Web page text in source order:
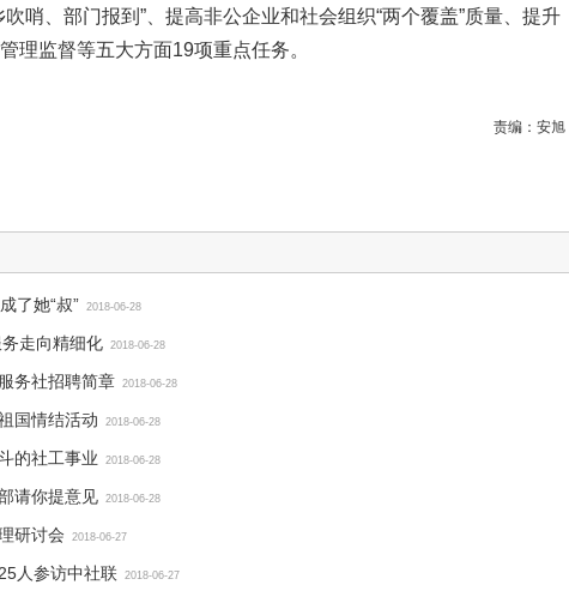
哨、部门报到”、提高非公企业和社会组织“两个覆盖”质量、提升
理监督等五大方面19项重点任务。
责编： 安旭
了她“叔” 2018-06-28
走向精细化 2018-06-28
务社招聘简章 2018-06-28
国情结活动 2018-06-28
的社工事业 2018-06-28
请你提意见 2018-06-28
研讨会 2018-06-27
人参访中社联 2018-06-27